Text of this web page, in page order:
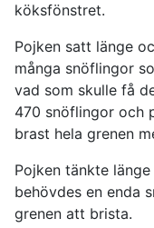
köksfönstret.
Pojken satt länge
många snöflingor
vad som skulle få
470 snöflingor och
brast hela grenen
Pojken tänkte
behövdes en enda
grenen att brista.